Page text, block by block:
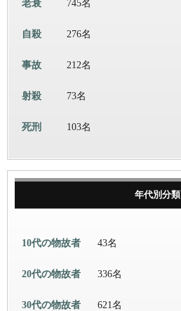
老衰 745名
自殺 276名
事故 212名
射殺 73名
死刑 103名
年代別分類
10代の物故者 43名
20代の物故者 336名
30代の物故者 621名